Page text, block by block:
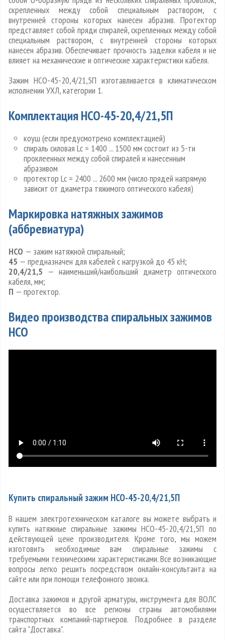
скрепленных между собой специальным раствором, с
внутренней стороны которых нанесен абразив. Протектор
представляет собой пряди спиралей, скрепленных между собой
специальным раствором, с внутренней стороны которых
нанесен абразив. Обеспечивает прочность заделки кабеля и не
влияет на механические и оптические характеристики кабеля.
Зажим НСО-45-20,4/21,5П изготавливается в климатическом
исполнении УХЛ, категории 1.
Комплектация НСО-45-20,4/21,5П
коуш (если предусмотрено комплектацией)
спираль силовая Lc = 1400 ... 1500 мм состоит из 5-ти
проклеенных между собой спиралей и нанесенным
абразивом
протектор Lc = 2400 ... 2600 мм (число прядей напрямую
зависит от диаметра тяжимого оптического кабеля)
Маркировка натяжных зажимов
(аббревиатура)
НСО — зажим натяжной спиральный;
45 — предназначен для кабелей с нагрузкой до 45 кН;
20,4/21,5 — наименьший/наибольший диаметр оптического
кабеля, мм;
П — протектор.
Видео производства спиральных зажимов
НСО
Купить спиральный зажим НСО-45-20,4/21,5П
В нашем электротехническом каталоге вы можете выбрать и
купить натяжные спиральные зажимы НСО-45-20,4/21,5П по
действующей цене производителя. Кроме того, мы можем
изготовить необходимые вам спиральные зажимы с
требуемыми техническими характеристиками. Все возникающие
вопросы легко решить посредством онлайн-консультанта на
сайте или при помощи телефонного звонка.
Доставка зажимов и другой арматуры, инструмента для ВОЛС
осуществляется во все регионы страны автомобилями
транспортных компаний-партнеров. Подробнее в разделе
сайта "Доставка".